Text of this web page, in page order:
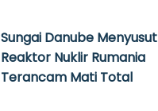
Sungai Danube Menyusut
Reaktor Nuklir Rumania
Terancam Mati Total